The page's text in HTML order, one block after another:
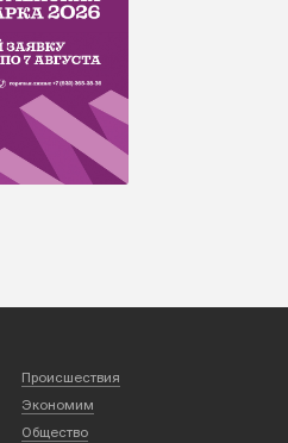
Происшествия
Экономим
Общество